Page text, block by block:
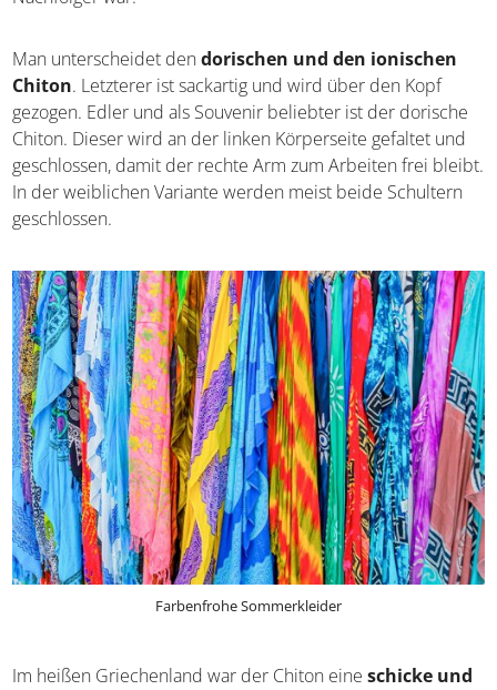
Chiton, während die Tunika so etwas wie der römische
Man unterscheidet dendorischen und den ionischen
Chiton. Letzterer ist sackartig und wird über den Kopf
gezogen. Edler und als Souvenir beliebter ist der
dorische Chiton. Dieser wird an der linken Körperseite
gefaltet und geschlossen, damit der rechte Arm zum
Arbeiten frei bleibt. In der weiblichen Variante werden